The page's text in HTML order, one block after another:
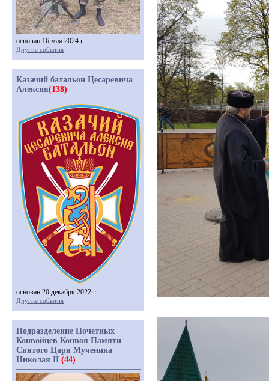
основан 16 мая 2024 г.
Другие события
Казачий батальон Цесаревича
Алексия(138)
основан 20 декабря 2022 г.
Другие события
Подразделение Почетных
Конвойцев Конвоя Памяти
Святого Царя Мученика
Николая II (44)